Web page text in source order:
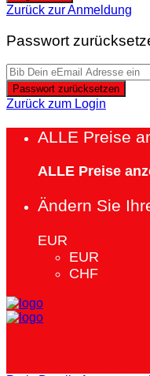
Zurück zur Anmeldung
Passwort
Passwort zurücksetzen
Zurück zum Login
ALLE Preise
ALLE Preise
Ändern Sie
EUR
EUR
CHF